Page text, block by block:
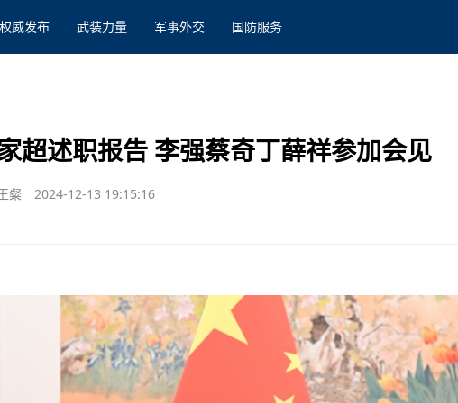
权威发布 武装力量 军事外交 国防服务
超述职报告 李强蔡奇丁薛祥参加会见
粲 2024-12-13 19:15:16